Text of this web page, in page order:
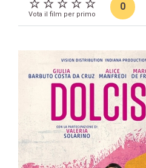
Vota il film per primo
0